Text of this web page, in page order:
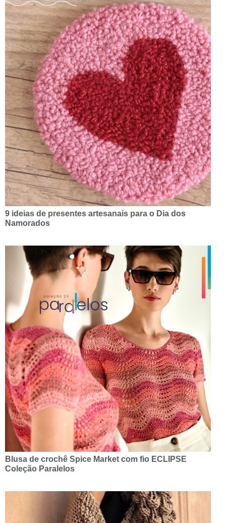
9 ideias de presentes artesanais para o Dia dos
Namorados
Blusa de crochê Spice Market com fio ECLIPSE
Coleção Paralelos